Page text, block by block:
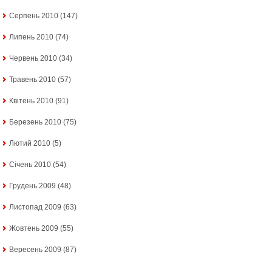
Серпень 2010 (147)
Липень 2010 (74)
Червень 2010 (34)
Травень 2010 (57)
Квітень 2010 (91)
Березень 2010 (75)
Лютий 2010 (5)
Січень 2010 (54)
Грудень 2009 (48)
Листопад 2009 (63)
Жовтень 2009 (55)
Вересень 2009 (87)